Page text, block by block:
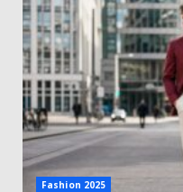
Fashion 2025